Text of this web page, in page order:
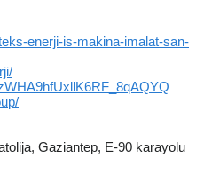
enerji-is-makina-imalat-san-
Gaziantep, E-90 karayolu